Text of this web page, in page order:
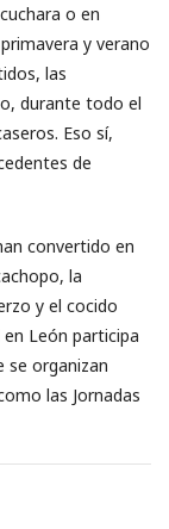
o en
y verano
las
durante todo el
Eso sí,
de
convertido en
la
y el cocido
León participa
se organizan
las Jornadas